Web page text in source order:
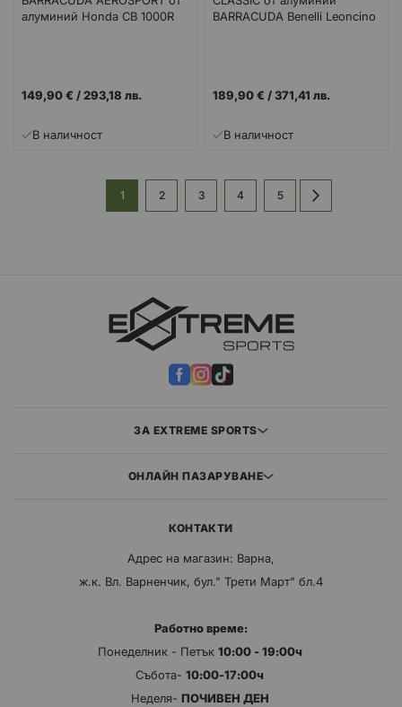
алуминий Honda CB 1000R
149,90 € /293,18 лв.
В наличност
BARRACUDA Benelli Leoncino
189,90 € /371,41 лв.
В наличност
В1 Страница
2 Страница
3 Страница
4 Страница
5
ЗА EXTREME SPORTS
ОНЛАЙН ПАЗАРУВАНЕ
КОНТАКТИ
Адрес на магазин: Варна,
ж.к. Вл. Варненчик, бул." Трети Март" бл.4
Работно време:
Понеделник - Петък 10:00 - 19:00ч
Събота- 10:00-17:00ч
Неделя- ПОЧИВЕН ДЕН